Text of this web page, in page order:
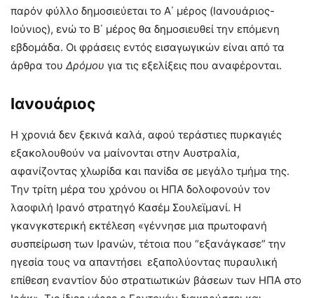
παρόν φύλλο δημοσιεύεται το Α΄ μέρος (Ιανουάριος-
Ιούνιος), ενώ το Β΄ μέρος θα δημοσιευθεί την επόμενη
εβδομάδα. Οι φράσεις εντός εισαγωγικών είναι από τα
άρθρα του Δρόμου για τις εξελίξεις που αναφέρονται.
Ιανουάριος
Η χρονιά δεν ξεκινά καλά, αφού τεράστιες πυρκαγιές
εξακολουθούν να μαίνονται στην Αυστραλία,
αφανίζοντας χλωρίδα και πανίδα σε μεγάλο τμήμα της.
Την τρίτη μέρα του χρόνου οι ΗΠΑ δολοφονούν τον
λαοφιλή Ιρανό στρατηγό Κασέμ Σουλεϊμανί. Η
γκανγκστερική εκτέλεση «γέννησε μια πρωτοφανή
συσπείρωση των Ιρανών, τέτοια που “εξανάγκασε” την
ηγεσία τους να απαντήσει εξαπολύοντας πυραυλική
επίθεση εναντίον δύο στρατιωτικών βάσεων των ΗΠΑ στο